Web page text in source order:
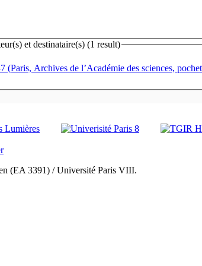
et destinataire(s) (1 result)
(Paris, Archives de l’Académie des sciences,
(EA 3391) / Université Paris VIII.